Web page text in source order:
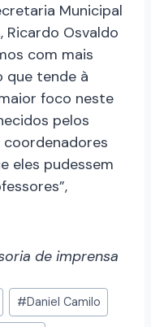
Municipal
Ricardo Osvaldo
com mais
que tende à
foco neste
pelos
eles pudessem
de imprensa
#Daniel Camilo